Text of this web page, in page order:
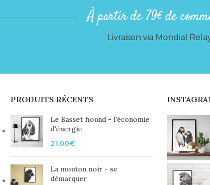
À partir de 79€ de
Livraison via Mondial
PRODUITS RÉCENTS
Le Basset hound - l'économie
d'énergie
21.00€
La mouton noir - se
démarquer